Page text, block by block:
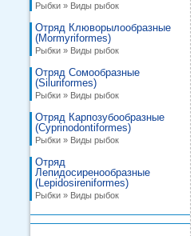
Рыбки » Виды рыбок
Отряд Клюворылообразные
(Mormyriformes)
Рыбки » Виды рыбок
Отряд Сомообразные
(Siluriformes)
Рыбки » Виды рыбок
Отряд Карпозубообразные
(Cyprinodontiformes)
Рыбки » Виды рыбок
Отряд
Лепидосиренообразные
(Lepidosireniformes)
Рыбки » Виды рыбок